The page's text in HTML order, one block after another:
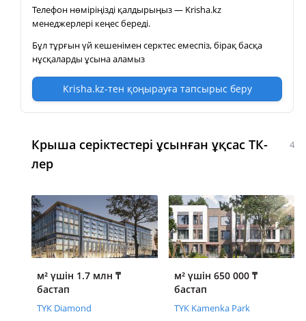
Телефон нөміріңізді қалдырыңыз — Krisha.kz
менеджерлері кеңес береді.
Бұл тұрғын үй кешенімен серктес емеспіз, бірақ басқа
нұсқаларды ұсына аламыз
Krisha.kz-тен қоңырауға тапсырыс беру
Крыша серіктестері ұсынған ұқсас ТК-
лер
4
м² үшін 1.7 млн ₸
бастап
ТҮК Diamond
м² үшін 650 000 ₸
бастап
ТҮК Kamenka Park